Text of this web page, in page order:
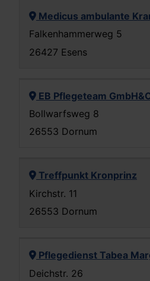
Medicus ambulante
Falkenhammerweg 5
26427 Esens
EB Pflegeteam
Bollwarfsweg 8
26553 Dornum
Treffpunkt Kronprinz
Kirchstr. 11
26553 Dornum
Pflegedienst Tabea
Deichstr. 26